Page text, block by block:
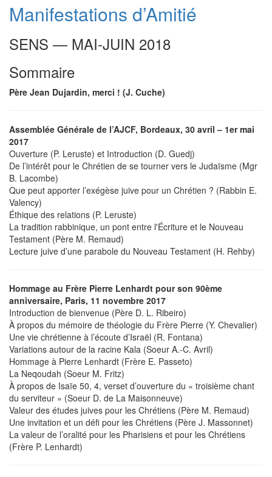
Manifestations d’Amitié
SENS — MAI-JUIN 2018
Sommaire
Père Jean Dujardin, merci ! (J. Cuche)
Assemblée Générale de l’AJCF, Bordeaux, 30 avril – 1er mai
2017
Ouverture (P. Leruste) et Introduction (D. Guedj)
De l’intérêt pour le Chrétien de se tourner vers le Judaïsme (Mgr
B. Lacombe)
Que peut apporter l’exégèse juive pour un Chrétien ? (Rabbin E.
Valency)
Éthique des relations (P. Leruste)
La tradition rabbinique, un pont entre l'Écriture et le Nouveau
Testament (Père M. Remaud)
Lecture juive d’une parabole du Nouveau Testament (H. Rehby)
Hommage au Frère Pierre Lenhardt pour son 90ème
anniversaire, Paris, 11 novembre 2017
Introduction de bienvenue (Père D. L. Ribeiro)
À propos du mémoire de théologie du Frère Pierre (Y. Chevalier)
Une vie chrétienne à l’écoute d’Israël (R. Fontana)
Variations autour de la racine Kala (Soeur A.-C. Avril)
Hommage à Pierre Lenhardt (Frère E. Passeto)
La Neqoudah (Soeur M. Fritz)
À propos de Isaïe 50, 4, verset d’ouverture du « troisième chant
du serviteur » (Soeur D. de La Maisonneuve)
Valeur des études juives pour les Chrétiens (Père M. Remaud)
Une invitation et un défi pour les Chrétiens (Père J. Massonnet)
La valeur de l’oralité pour les Pharisiens et pour les Chrétiens
(Frère P. Lenhardt)